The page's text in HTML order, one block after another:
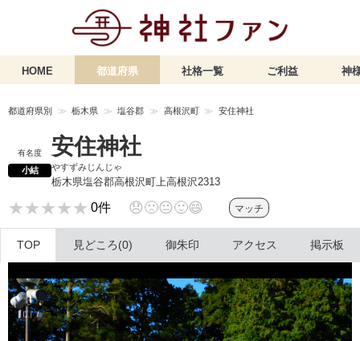
HOME 都道府県 社格一覧 ご利益 神
都道府県別 栃木県 塩谷郡 高根沢町 安住神社
有名度
小結
安住神社
やすずみじんじゃ
栃木県塩谷郡高根沢町上高根沢2313
★★★★★
★★★★★ 0件 😞🙁😐🙂😄 マッチ
TOP 見どころ(0) 御朱印 アクセス 掲示板